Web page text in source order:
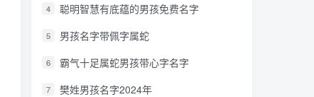
4 聪明智慧有底蕴的男孩免费名字
5 男孩名字带佩字属蛇
6 霸气十足属蛇男孩带心字名字
7 樊姓男孩名字2024年